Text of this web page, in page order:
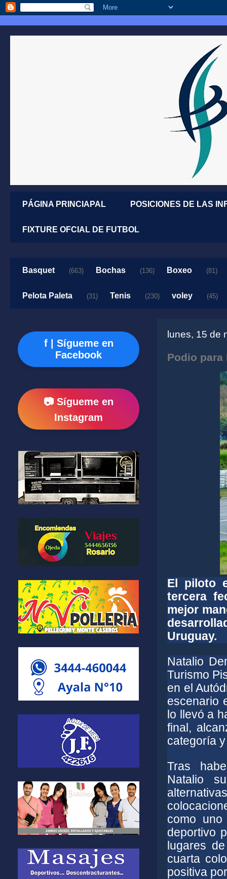
PÁGINA PRINCIAPAL POSICIONES DE LAS
FIXTURE OFCIAL DE FUTBOL
Basquet (663) Bochas (136) Boxeo (81)
Pelota Paleta (31) Tenis (230) voley (45)
lunes, 15 de
Podio para
El piloto
tercera
mejor
Uruguay.
Natalio
Turismo
en el
escenario
lo llevó a
final,
categoría
Tras
Natalio
como
deportivo
lugares
cuarta
positiva
f | Sígueme en
Facebook
📷 Sígueme en
Instagram